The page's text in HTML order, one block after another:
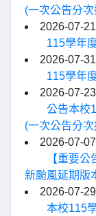
(一次公告分
2026-07-21
115學年
2026-07-31
115學年
2026-07-23
公告本校
(一次公告分
2026-07-07
【重要
新颱風延期版
2026-07-29
本校115